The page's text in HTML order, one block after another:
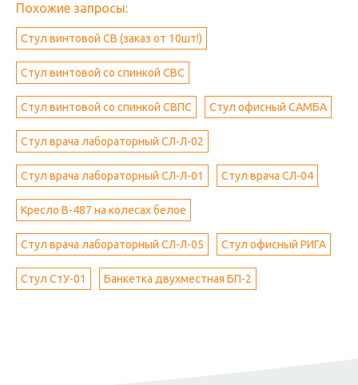
Похожие запросы:
Стул винтовой СВ (заказ от 10шт!)
Стул винтовой со спинкой СВС
Стул винтовой со спинкой СВПС Стул офисный САМБА
Стул врача лабораторный СЛ-Л-02
Стул врача лабораторный СЛ-Л-01 Стул врача СЛ-04
Кресло B-487 на колесах белое
Стул врача лабораторный СЛ-Л-05 Стул офисный РИГА
Стул СтУ-01 Банкетка двухместная БП-2